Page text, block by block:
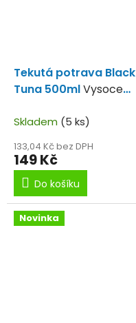
Tekutá potrava Black
Tuna 500mlVysoce
potrava.
Skladem (5 ks)
133,04 Kč bez DPH
149 Kč
Do košíku
Novinka